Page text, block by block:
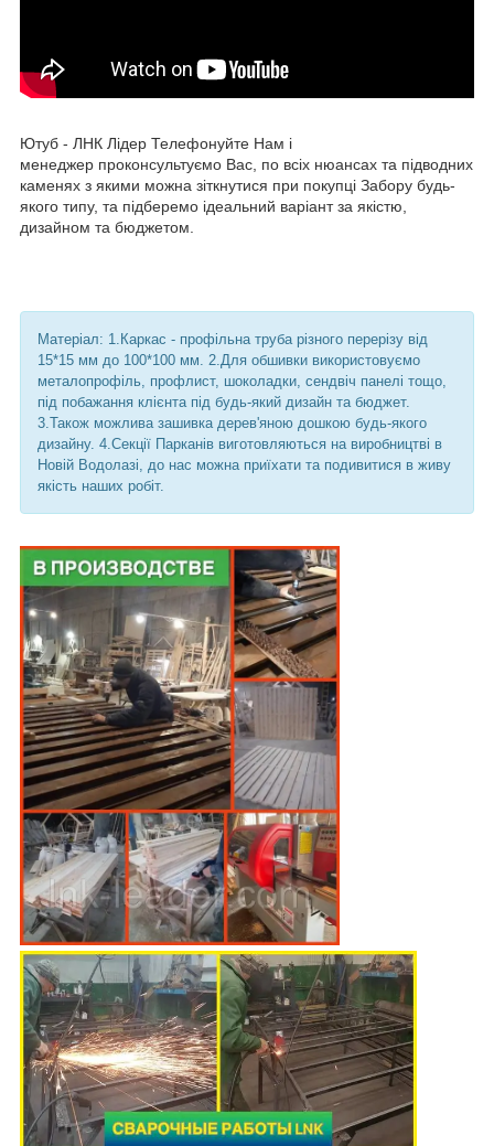
Ютуб - ЛНК Лідер Телефонуйте Нам і
менеджер проконсультуємо Вас, по всіх нюансах та підводних
каменях з якими можна зіткнутися при покупці Забору будь-
якого типу, та підберемо ідеальний варіант за якістю,
дизайном та бюджетом.
Матеріал: 1.Каркас - профільна труба різного перерізу від
15*15 мм до 100*100 мм. 2.Для обшивки використовуємо
металопрофіль, профлист, шоколадки, сендвіч панелі тощо,
під побажання клієнта під будь-який дизайн та бюджет.
3.Також можлива зашивка дерев'яною дошкою будь-якого
дизайну. 4.Секції Парканів виготовляються на виробництві в
Новій Водолазі, до нас можна приїхати та подивитися в живу
якість наших робіт.